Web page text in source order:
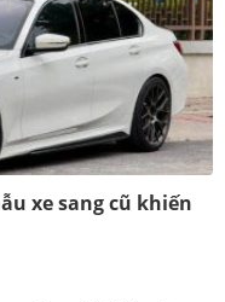
xe sang cũ khiến